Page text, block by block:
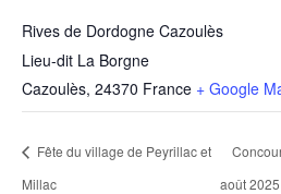
Rives de Dordogne Cazoulès
Lieu-dit La Borgne
Cazoulès, 24370 France + Google
Fête du village de Peyrillac et
Millac
août 2025